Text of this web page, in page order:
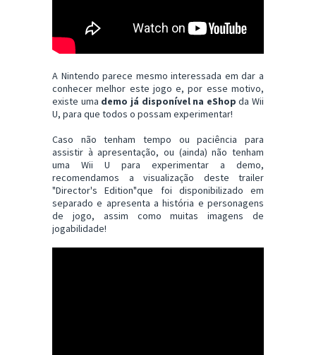
A Nintendo parece mesmo interessada em dar a
conhecer melhor este jogo e, por esse motivo,
existe uma demo já disponível na eShop da Wii
U, para que todos o possam experimentar!
Caso não tenham tempo ou paciência para
assistir à apresentação, ou (ainda) não tenham
uma Wii U para experimentar a demo,
recomendamos a visualização deste trailer
"Director's Edition"que foi disponibilizado em
separado e apresenta a história e personagens
de jogo, assim como muitas imagens de
jogabilidade!